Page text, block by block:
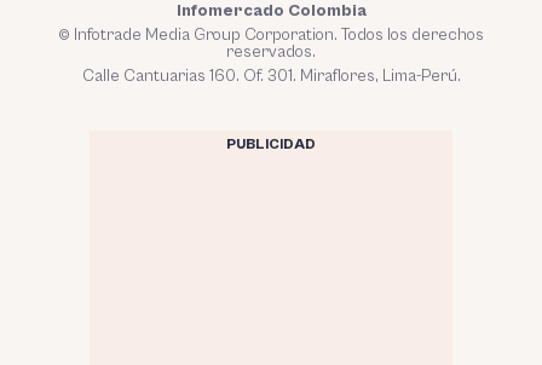
Infomercado Colombia
© Infotrade Media Group Corporation. Todos los derechos
reservados.
Calle Cantuarias 160. Of. 301. Miraflores, Lima-Perú.
PUBLICIDAD